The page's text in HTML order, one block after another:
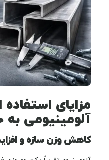
مزایای استفاده
آلومینیومی
کاهش وزن سازه و